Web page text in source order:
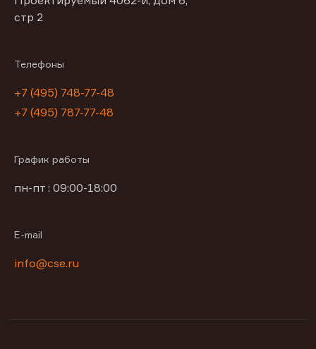
стр 2
Телефоны
+7 (495) 748-77-48
+7 (495) 787-77-48
График работы
пн-пт : 09:00-18:00
E-mail
info@cse.ru